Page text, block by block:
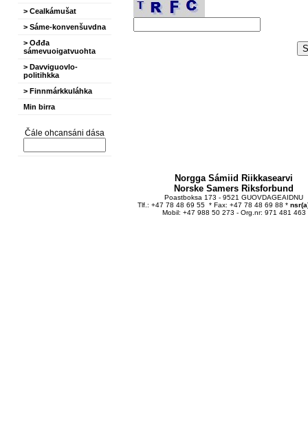
> Cealkámušat
> Sáme-konvenšuvdna
> Ođđa
sámevuoigatvuohta
> Davviguovlo-
politihkka
> Finnmárkkuláhka
Min birra
Čále ohcansáni dása
Norgga Sámiid Riikkasearvi
Norske Samers Riksforbund
Poastboksa 173 - 9521 GUOVDAGEAIDNU
Tlf.: +47 78 48 69 55 * Fax: +47 78 48 69 88 *
Mobil: +47 988 50 273 - Org.nr: 971 481 463